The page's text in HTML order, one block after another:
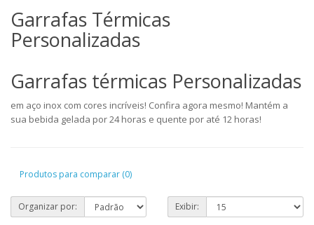
Garrafas Térmicas
Personalizadas
Garrafas térmicas Personalizadas
em aço inox com cores incríveis! Confira agora mesmo! Mantém a
sua bebida gelada por 24 horas e quente por até 12 horas!
Produtos para comparar (0)
Organizar por: Exibir: